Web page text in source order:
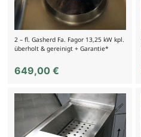
2 – fl. Gasherd Fa. Fagor 13,25 kW kpl.
überholt & gereinigt + Garantie*
649,00 €